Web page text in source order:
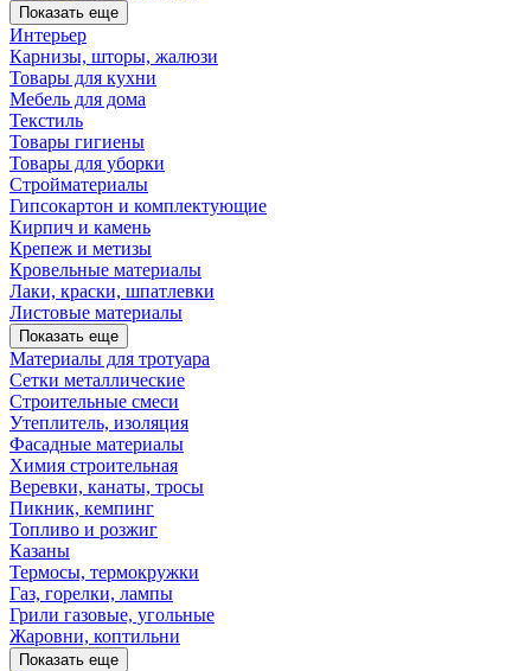
Показать еще
Интерьер
Карнизы, шторы, жалюзи
Товары для кухни
Мебель для дома
Текстиль
Товары гигиены
Товары для уборки
Стройматериалы
Гипсокартон и комплектующие
Кирпич и камень
Крепеж и метизы
Кровельные материалы
Лаки, краски, шпатлевки
Листовые материалы
Показать еще
Материалы для тротуара
Сетки металлические
Строительные смеси
Утеплитель, изоляция
Фасадные материалы
Химия строительная
Веревки, канаты, тросы
Пикник, кемпинг
Топливо и розжиг
Казаны
Термосы, термокружки
Газ, горелки, лампы
Грили газовые, угольные
Жаровни, коптильни
Показать еще